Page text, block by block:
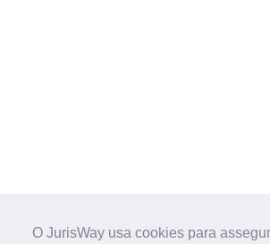
O JurisWay usa cookies para